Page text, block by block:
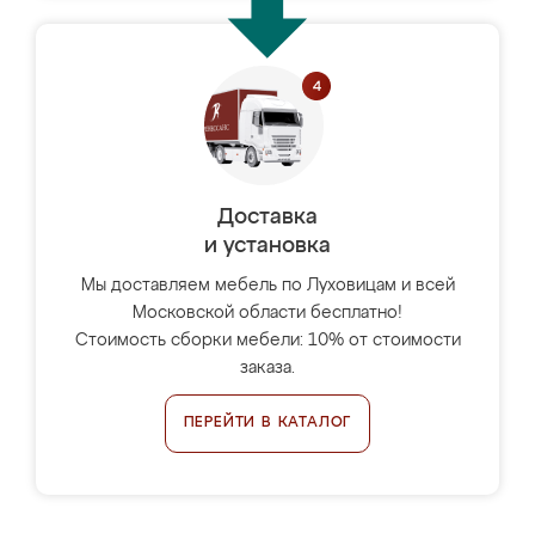
Доставка
и установка
Мы доставляем мебель по Луховицам и всей
Московской области бесплатно!
Стоимость сборки мебели: 10% от стоимости
заказа.
ПЕРЕЙТИ В КАТАЛОГ